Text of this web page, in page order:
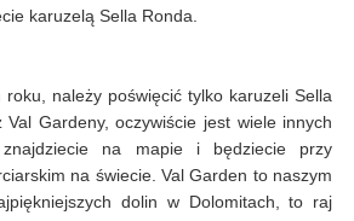
karuzelą Sella Ronda.
należy poświęcić tylko karuzeli Sella
Gardeny, oczywiście jest wiele innych
znajdziecie na mapie i będziecie przy
na świecie. Val Garden to naszym
dolin w Dolomitach, to raj